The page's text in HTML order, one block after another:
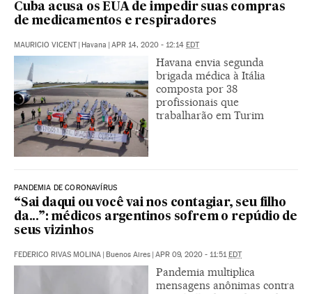
Cuba acusa os EUA de impedir suas compras
de medicamentos e respiradores
MAURICIO VICENT | Havana | APR 14, 2020 - 12:14 EDT
Havana envia segunda
brigada médica à Itália
composta por 38
profissionais que
trabalharão em Turim
PANDEMIA DE CORONAVÍRUS
“Sai daqui ou você vai nos contagiar, seu filho
da...”: médicos argentinos sofrem o repúdio de
seus vizinhos
FEDERICO RIVAS MOLINA | Buenos Aires | APR 09, 2020 - 11:51EDT
Pandemia multiplica
mensagens anônimas contra